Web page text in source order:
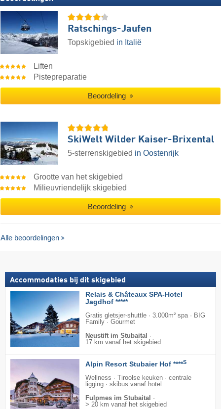
Ratschings-Jaufen
Topskigebied in Italië
Liften
Pistepreparatie
Beoordeling
SkiWelt Wilder Kaiser-Brixental
5-sterrenskigebied in Oostenrijk
Grootte van het skigebied
Milieuvriendelijk skigebied
Beoordeling
Alle beoordelingen
Accommodaties bij dit skigebied
Relais & Châteaux SPA-Hotel
Jagdhof *****
Gratis gletsjer-shuttle · 3.000m² spa · BIG
Family · Gourmet
Neustift im Stubaital ·
17 km vanaf het skigebied
Alpin Resort Stubaier Hof ****S
Wellness · Tiroolse keuken · centrale
ligging · skibus vanaf hotel
Fulpmes im Stubaital ·
> 20 km vanaf het skigebied